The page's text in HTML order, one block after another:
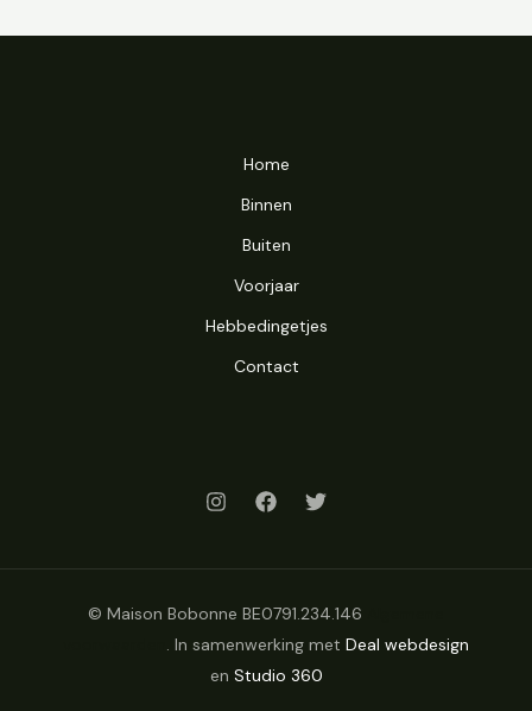
Home
Binnen
Buiten
Voorjaar
Hebbedingetjes
Contact
© Maison Bobonne BE0791.234.146
. In samenwerking met Deal webdesign
en Studio 360